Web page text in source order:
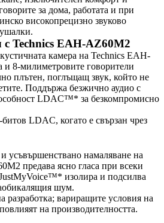
за дома, работата и при
високопрецизно звуково
с Technics EAH-AZ60M2
камера на Technics EAH-
и 8-милиметровите говорители
плътен, поглъщащ звук, който не
Поддържа безжично аудио с
LDAC™* за безкомпромисно
LDAC, когато е свързан чрез
усъвършенствано намаляване на
предава ясно гласа при всеки
JustMyVoice™* изолира и подсилва
шум.
вариращите условия на
на производителността.